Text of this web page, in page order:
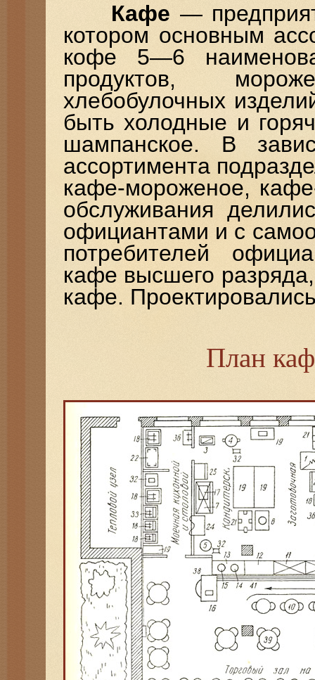
Кафе —
котором основным
кофе 5—6
продуктов,
хлебобулочных
быть холодные и
шампанское. В
ассортимента
кафе-мороженое,
обслуживания
официантами и с
потребителей
кафе высшего
кафе.
План